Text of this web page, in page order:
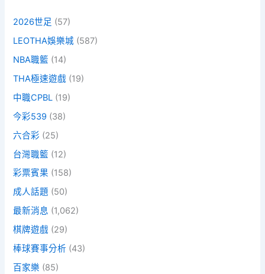
2026世足 (57)
LEOTHA娛樂城 (587)
NBA職籃 (14)
THA極速遊戲 (19)
中職CPBL (19)
今彩539 (38)
六合彩 (25)
台灣職籃 (12)
彩票賓果 (158)
成人話題 (50)
最新消息 (1,062)
棋牌遊戲 (29)
棒球賽事分析 (43)
百家樂 (85)